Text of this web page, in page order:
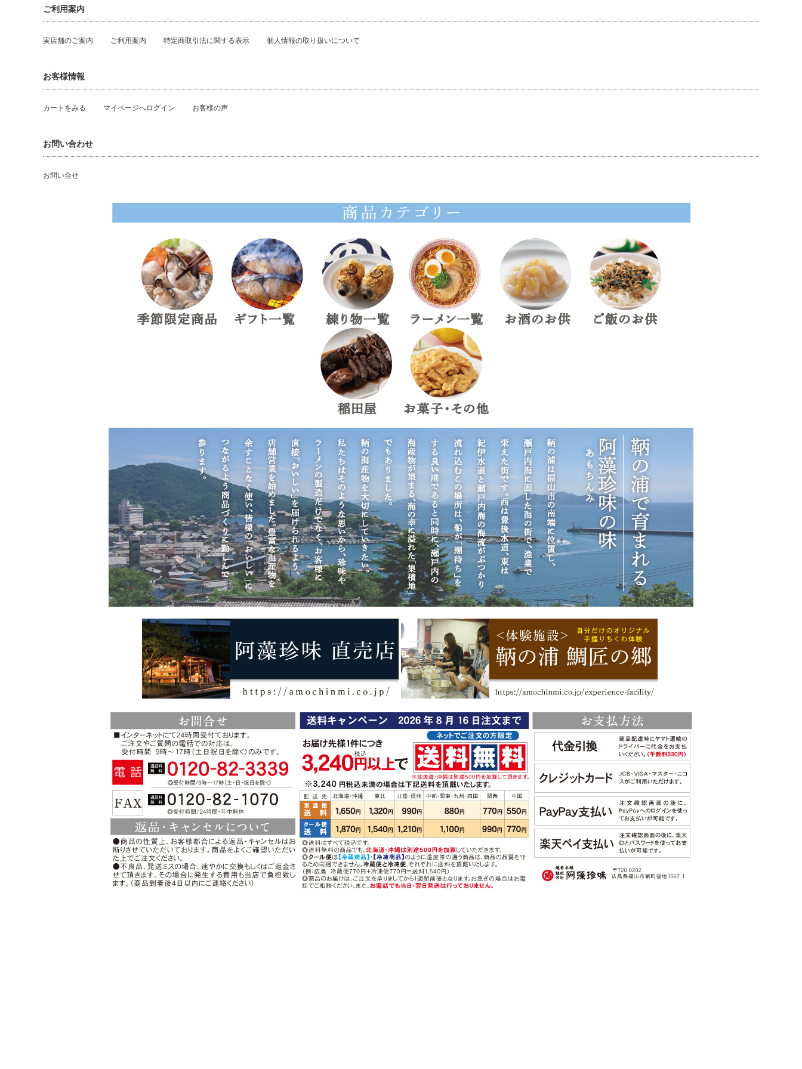
ご利用案内
実店舗のご案内 ご利用案内 特定商取引法に関する表示 個人情報の取り扱いについて
お客様情報
カートをみる マイページへログイン お客様の声
お問い合わせ
お問い合せ